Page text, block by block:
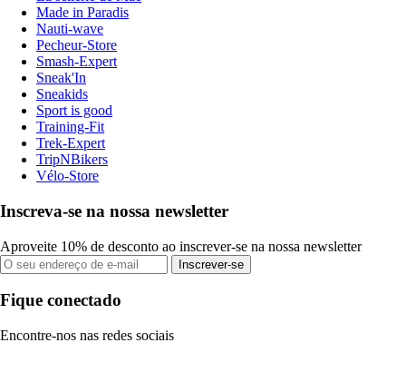
Made in Paradis
Nauti-wave
Pecheur-Store
Smash-Expert
Sneak'In
Sneakids
Sport is good
Training-Fit
Trek-Expert
TripNBikers
Vélo-Store
Inscreva-se na nossa newsletter
Aproveite 10% de desconto ao inscrever-se na nossa newsletter
Inscrever-se
Fique conectado
Encontre-nos nas redes sociais